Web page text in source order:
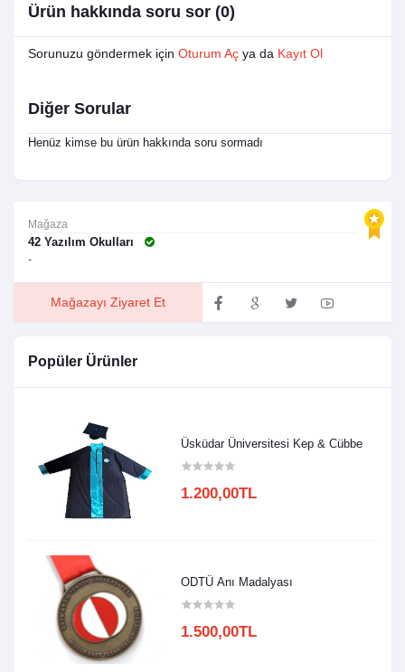
Mağaza
42 Yazılım Okulları
-
Mağazayı Ziyaret Et
Popüler Ürünler
Üsküdar Üniversitesi Kep & Cübbe
1.200,00TL
ODTÜ Anı Madalyası
1.500,00TL
Ürün hakkında soru sor (0)
Sorunuzu göndermek için Oturum Aç ya da Kayıt Ol
Diğer Sorular
Henüz kimse bu ürün hakkında soru sormadı